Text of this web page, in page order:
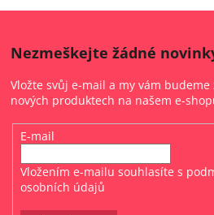
í
r
v
k
y
v
ý
s
n
Nezmeškejte žádné
Vložte svůj e-mail a my vám
nových produktech na našem e-
E-mail
Vložením e-mailu souhlasíte s
osobních údajů